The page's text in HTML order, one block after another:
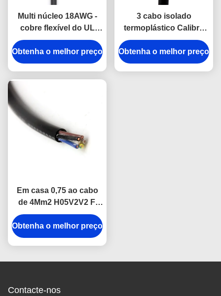
Multi núcleo 18AWG -
cobre flexível do UL
2464 industriais do
cabo 26AWG elétrico
Obtenha o melhor preço
3 cabo isolado
termoplástico Calibre
de diâmetro de fios do
condutor 10, fio
industrial de SJT/SJTW
Obtenha o melhor preço
Em casa 0,75 ao cabo
de 4Mm2 H05V2V2 F,
núcleo 2 isolaram o fio
elétrico
Obtenha o melhor preço
Contacte-nos